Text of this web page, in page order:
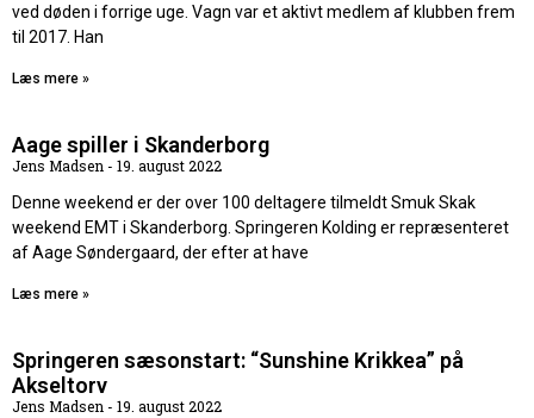
ved døden i forrige uge. Vagn var et aktivt medlem af klubben frem
til 2017. Han
Læs mere »
Aage spiller i Skanderborg
Jens Madsen
19. august 2022
Denne weekend er der over 100 deltagere tilmeldt Smuk Skak
weekend EMT i Skanderborg. Springeren Kolding er repræsenteret
af Aage Søndergaard, der efter at have
Læs mere »
Springeren sæsonstart: “Sunshine Krikkea” på
Akseltorv
Jens Madsen
19. august 2022